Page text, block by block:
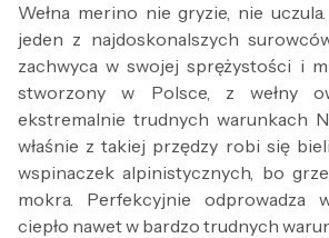
Wełna merino nie gryzie, nie
jeden z najdoskonalszych
zachwyca w swojej sprężystości i
stworzony w Polsce, z wełny
ekstremalnie trudnych warunkach
właśnie z takiej przędzy robi się
wspinaczek alpinistycznych, bo
mokra. Perfekcyjnie odprowadza
ciepło nawet w bardzo trudnych